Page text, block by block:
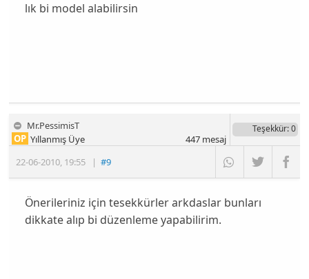
lık bi model alabilirsin
Mr.PessimisT
22-06-2010, 19:55 |#9
OP Yıllanmış Üye
Teşekkür: 0
447mesaj
Önerileriniz için tesekkürler arkdaslar bunları
dikkate alıp bi düzenleme yapabilirim.